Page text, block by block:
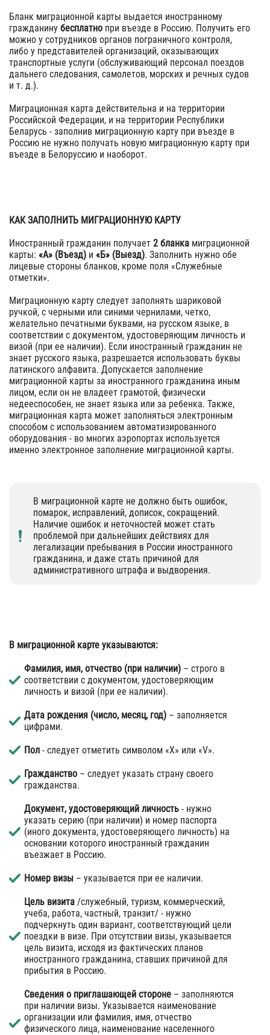
Бланк миграционной карты выдается иностранному
гражданину бесплатно при въезде в Россию. Получить его
можно у сотрудников органов пограничного контроля,
либо у представителей организаций, оказывающих
транспортные услуги (обслуживающий персонал поездов
дальнего следования, самолетов, морских и речных судов
и т. д.).
Миграционная карта действительна и на территории
Российской Федерации, и на территории Республики
Беларусь - заполнив миграционную карту при въезде в
Россию не нужно получать новую миграционную карту при
въезде в Белоруссию и наоборот.
КАК ЗАПОЛНИТЬ МИГРАЦИОННУЮ КАРТУ
Иностранный гражданин получает 2 бланка миграционной
карты: «А» (Въезд) и «Б» (Выезд). Заполнить нужно обе
лицевые стороны бланков, кроме поля «Служебные
отметки».
Миграционную карту следует заполнять шариковой
ручкой, с черными или синими чернилами, четко,
желательно печатными буквами, на русском языке, в
соответствии с документом, удостоверяющим личность и
визой (при ее наличии). Если иностранный гражданин не
знает русского языка, разрешается использовать буквы
латинского алфавита. Допускается заполнение
миграционной карты за иностранного гражданина иным
лицом, если он не владеет грамотой, физически
недееспособен, не знает языка или за ребенка. Также,
миграционная карта может заполняться электронным
способом с использованием автоматизированного
оборудования - во многих аэропортах используется
именно электронное заполнение миграционной карты.
В миграционной карте не должно быть ошибок,
помарок, исправлений, дописок, сокращений.
Наличие ошибок и неточностей может стать
проблемой при дальнейших действиях для
легализации пребывания в России иностранного
гражданина, и даже стать причиной для
административного штрафа и выдворения.
В миграционной карте указываются:
Фамилия, имя, отчество (при наличии) – строго в
соответствии с документом, удостоверяющим
личность и визой (при ее наличии).
Дата рождения (число, месяц, год) – заполняется
цифрами.
Пол - следует отметить символом «Х» или «V».
Гражданство – следует указать страну своего
гражданства.
Документ, удостоверяющий личность - нужно
указать серию (при наличии) и номер паспорта
(иного документа, удостоверяющего личность) на
основании которого иностранный гражданин
въезжает в Россию.
Номер визы – указывается при ее наличии.
Цель визита /служебный, туризм, коммерческий,
учеба, работа, частный, транзит/ - нужно
подчеркнуть один вариант, соответствующий цели
поездки в визе. При отсутствии визы, указывается
цель визита, исходя из фактических планов
иностранного гражданина, ставших причиной для
прибытия в Россию.
Сведения о приглашающей стороне – заполняются
при наличии визы. Указывается наименование
организации или фамилия, имя, отчество
физического лица, наименование населенного